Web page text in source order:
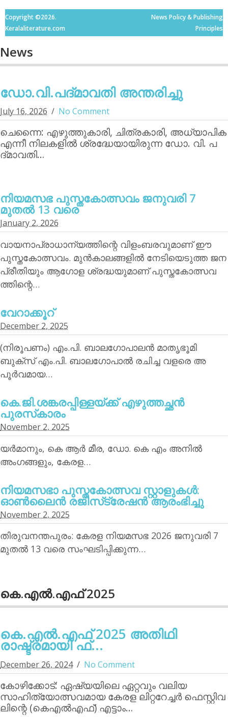
Copyright ©2026.
Keralaliterature.com
News Policy & Publishing
Principles
News
ഡോ.വി.പദ്മാവതി അന്തരിച്ചു
July 16, 2026 No Comment
ചെന്നൈ: എഴുത്തുകാരി, ചിത്രകാരി, അധ്യാപിക
എന്നീ നിലകളില്‍ ശ്രദ്ധേയായിരുന്ന ഡോ. വി. പ
ദ്മാവതി…
നിയമസഭ പുസ്തകോത്സവം ജനുവരി 7
മുതല്‍ 13 വരെ
January 2, 2026
വായനാപ്രാധാന്യത്തിന്റെ വിളംബരവുമാണ് ഈ
പുസ്തകോത്സവം. മുന്‍കാലങ്ങളില്‍ നേടിയെടുത്ത ജന
പ്രീതിയും ആഗോള ശ്രദ്ധയുമാണ് പുസ്തകോത്സവ
ത്തിന്റെ…
വേറാക്കൂറ്
December 2, 2025
(നിരൂപണം) എം.പി. ബാലഗോപാലന്‍ മാതൃഭൂമി
ബുക്‌സ് എം.പി. ബാലഗോപാല്‍ രചിച്ച വളരെ അ
പൂര്‍വമായ…
കെ.ജി.ശങ്കരപ്പിള്ളയ്ക്ക് എഴുത്തച്ഛന്‍
പുരസ്‌കാരം
November 2, 2025
യര്‍മാനും, കെ ആര്‍ മീര, ഡോ. കെ എം അനില്‍
അംഗങ്ങളും, കേരള…
നിയമസഭാ പുസ്തകോത്സവ സ്റ്റാളുകള്‍:
ഓണ്‍ലൈന്‍ രജിസ്‌ട്രേഷന്‍ ആരംഭിച്ചു
November 2, 2025
തിരുവനന്തപുരം: കേരള നിയമസഭ 2026 ജനുവരി 7
മുതല്‍ 13 വരെ സംഘടിപ്പിക്കുന്ന…
കെ.എല്‍.എഫ് 2025
കെ.എല്‍.എഫ് 2025 അതിഥി
രാഷ്ട്രമായി ഫ്...
December 26, 2024 No Comment
കോഴിക്കോട്: ഏഷ്യയിലെ ഏറ്റവും വലിയ
സാഹിത്യോത്സവമായ കേരള ലിറ്ററേച്ചര്‍ ഫെസ്റ്റിവ
ലിന്റെ (കെഎല്‍എഫ്) എട്ടാം…